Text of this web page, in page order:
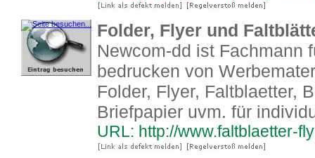
Folder, Flyer und
Newcom-dd ist Fachmann
bedrucken von
Folder, Flyer, Faltblaetter,
Briefpapier uvm. für
URL: http://www.faltblaetter-